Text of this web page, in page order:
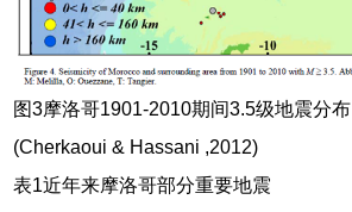
图3摩洛哥1901-2010期间3.5级地震分布
(Cherkaoui & Hassani ,2012)
表1近年来摩洛哥部分重要地震